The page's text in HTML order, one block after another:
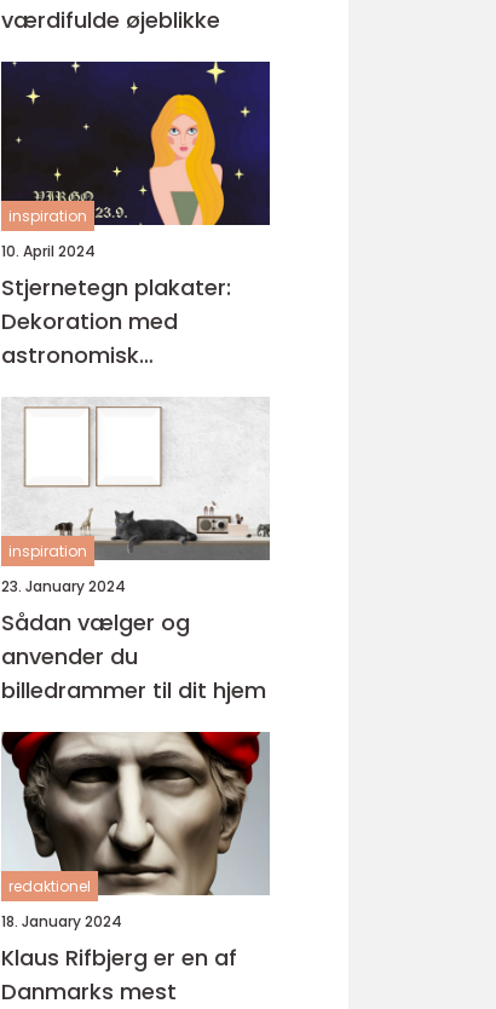
værdifulde øjeblikke
inspiration
10. April 2024
Stjernetegn plakater:
Dekoration med
astronomisk
personlighed
inspiration
23. January 2024
Sådan vælger og
anvender du
billedrammer til dit hjem
redaktionel
18. January 2024
Klaus Rifbjerg er en af
Danmarks mest